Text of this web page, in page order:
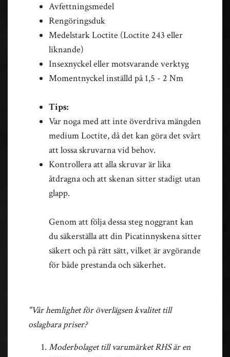
Avfettningsmedel
Rengöringsduk
Medelstark Loctite (Loctite 243 eller
liknande)
Insexnyckel eller motsvarande verktyg
Momentnyckel inställd på 1,5 - 2 Nm
Tips:
Var noga med att inte överdriva mängden
medium Loctite, då det kan göra det svårt
att lossa skruvarna vid behov.
Kontrollera att alla skruvar är lika
åtdragna och att skenan sitter stadigt utan
glapp.
Genom att följa dessa steg noggrant kan
du säkerställa att din Picatinnyskena sitter
säkert och på rätt sätt, vilket är avgörande
för både prestanda och säkerhet.
"Vår hemlighet för överlägsen kvalitet till
oslagbara priser?
Moderbolaget till varumärket RHS är en